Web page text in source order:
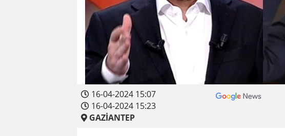
16-04-2024 15:07
16-04-2024 15:23
GAZİANTEP